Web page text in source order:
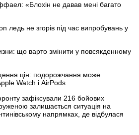
«Блохін не давав мені багато
ледь не згорів під час випробувань у
що варто змінити у повсякденному
цін: подорожчання може
Watch і AirPods
зафіксували 216 бойових
залишається ситуація на
напрямках, де відбулася